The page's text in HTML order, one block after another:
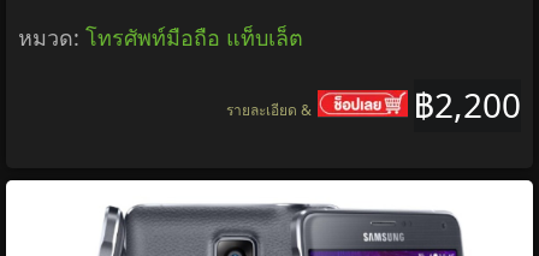
หมวด: โทรศัพท์มือถือ แท็บเล็ต
฿2,200
รายละเอียด &